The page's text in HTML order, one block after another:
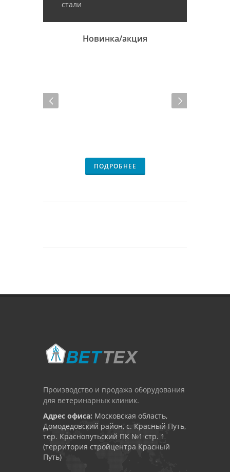
стали
Новинка/акция
ПОДРОБНЕЕ
Производство и продажа оборудования
для ветеринарных клиник.
Адрес офиса: Московская область,
Домодедовский район, с. Красный Путь,
тер. Краснопутьский ПК №1 стр. 1
(территория стройцентра Красный
Путь)